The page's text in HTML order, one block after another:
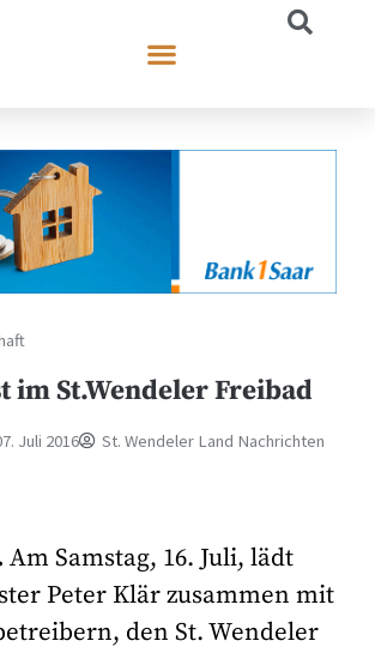
im St.Wendeler Freibad
Juli 2016 St. Wendeler Land Nachrichten
Am Samstag, 16. Juli, lädt
Peter Klär zusammen mit
den St. Wendeler